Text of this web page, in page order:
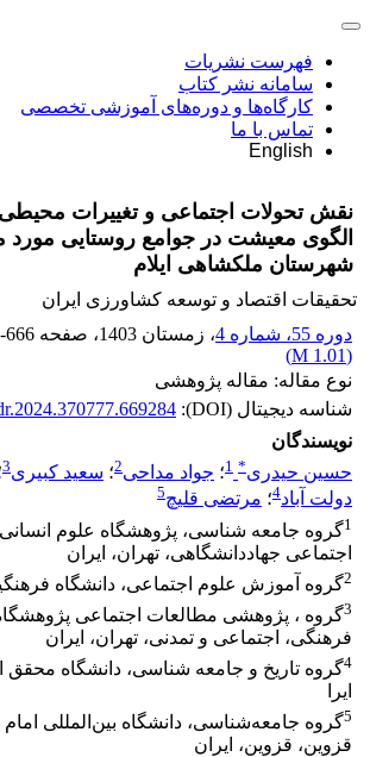
فهرست نشریات
سامانه نشر کتاب
کارگاه‌ها و دوره‌های آموزشی تخصصی
تماس با ما
English
نقش تحولات اجتماعی و تغییرات
الگوی معیشت در جوامع روستایی مورد
شهرستان ملکشاهی ایلام
تحقیقات اقتصاد و توسعه کشاورزی ایران
دوره 55، شماره 4
، زمستان 1403 ، صفحه 666
(
1.01 M
)
نوع مقاله: مقاله پژوهشی
شناسه دیجیتال (DOI):
نویسندگان
حسین حیدری*
1؛ جواد مداحی2؛ سعید کبیری3
دولت آباد4؛ مرتضی قلیچ5
1گروه جامعه شناسی، پژوهشگاه علوم
اجتماعی جهاددانشگاهی، تهران، ایران
2گروه آموزش علوم اجتماعی، دانشگاه
3گروه ، پژوهشی مطالعات اجتماعی
فرهنگی، اجتماعی و تمدنی، تهران، ایران
4گروه تاریخ و جامعه شناسی، دانشگاه محقق
ایرا
5گروه جامعه‌شناسی، دانشگاه بین‌المللی
قزوین، قزوین، ایران